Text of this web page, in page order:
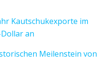
Kautschukexporte im
an
Meilenstein von